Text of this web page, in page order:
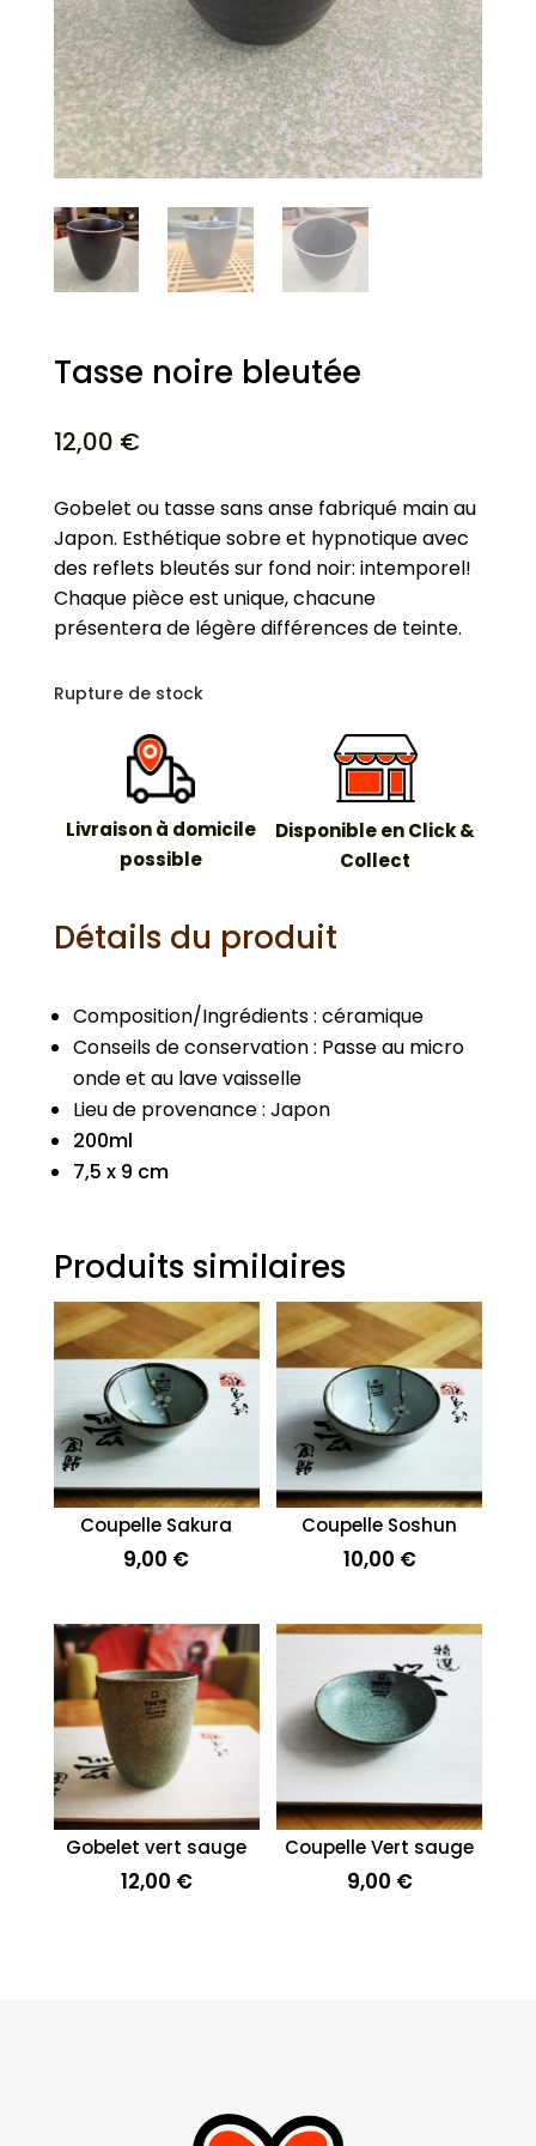
Tasse noire bleutée
12,00 €
Gobelet ou tasse sans anse fabriqué main au
Japon. Esthétique sobre et hypnotique avec
des reflets bleutés sur fond noir: intemporel!
Chaque pièce est unique, chacune
présentera de légère différences de teinte.
Rupture de stock
Livraison à domicile
possible
Disponible en Click &
Collect
Détails du produit
Composition/Ingrédients : céramique
Conseils de conservation : Passe au micro
onde et au lave vaisselle
Lieu de provenance : Japon
200ml
7,5 x 9 cm
Produits similaires
Coupelle Sakura
9,00 €
Coupelle Soshun
10,00 €
Gobelet vert sauge
12,00 €
Coupelle Vert sauge
9,00 €